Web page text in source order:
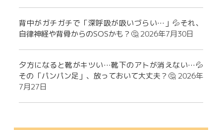
背中がガチガチで「深呼吸が吸いづらい…」💦それ、
自律神経や背骨からのSOSかも？🤔 2026年7月30日
夕方になると靴がキツい…靴下のアトが消えない…💦
その「パンパン足」、放っておいて大丈夫？🤔 2026年
7月27日